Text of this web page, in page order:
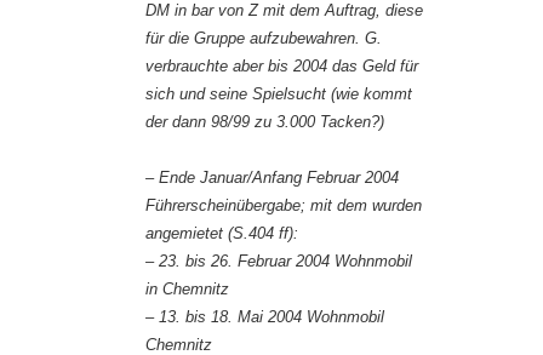
DM in bar von Z mit dem Auftrag, diese
für die Gruppe aufzubewahren. G.
verbrauchte aber bis 2004 das Geld für
sich und seine Spielsucht (wie kommt
der dann 98/99 zu 3.000 Tacken?)
– Ende Januar/Anfang Februar 2004
Führerscheinübergabe; mit dem wurden
angemietet (S.404 ff):
– 23. bis 26. Februar 2004 Wohnmobil
in Chemnitz
– 13. bis 18. Mai 2004 Wohnmobil
Chemnitz